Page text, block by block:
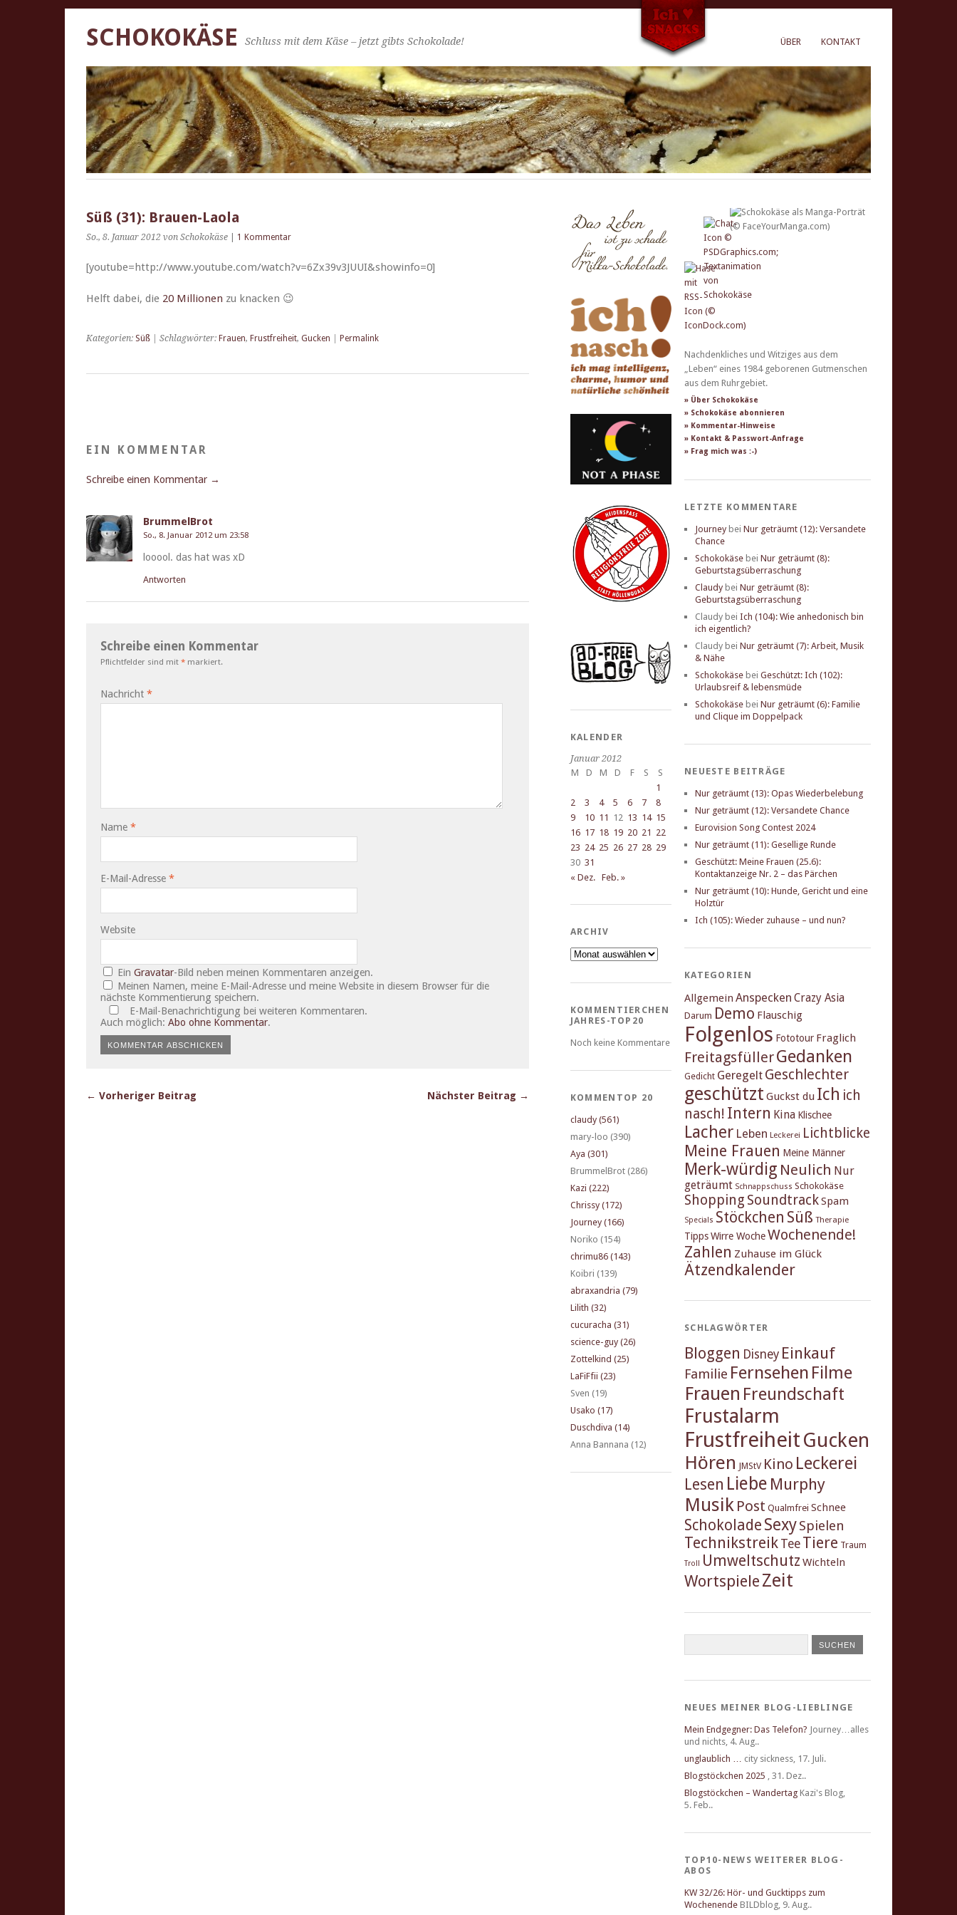
ÜBER KONTAKT
SCHOKOKÄSE Schluss mit dem Käse – jetzt gibts Schokolade!
Süß (31): Brauen-Laola
So., 8. Januar 2012 von Schokokäse 1 Kommentar
[youtube=http://www.youtube.com/watch?v=6Zx39v3JUUI&showinfo=0]
Helft dabei, die 20 Mil­lio­nen zu knacken 😉
Kategorien: Süß | Schlagwörter: Frauen, Frustfreiheit, Gucken Permalink
EIN KOMMENTAR
Schreibe einen Kommentar →
BrummelBrot
So., 8. Januar 2012 um 23:58
looool. das hat was xD
Antworten
Schreibe einen Kommentar
Pflichtfelder sind mit * markiert.
Nachricht *
Name *
E-Mail-Adresse *
Website
EinGravatar-Bild neben meinen Kommentaren anzeigen.
Meinen Namen, meine E-Mail-Adresse und meine Website in diesem Browser für die
nächste Kommentierung speichern.
E-Mail-Benachrichtigung bei weiteren Kommentaren.
Auch möglich: Abo ohne Kommentar.
← Vorheriger Beitrag Nächster Beitrag →
KALENDER
Januar 2012
M
D M D F S
S
1
2
3 4 5 6 7
8
9
10 11 12 13 14 15
16 17 18 19 20 21 22
23 24 25 26 27 28 29
30 31
« Dez.
Feb. »
ARCHIV
Archiv
KOMMENTIERCHEN
JAHRES-TOP20
Noch keine Kommentare
KOMMENTOP 20
claudy (561)
mary-loo (390)
Aya (301)
BrummelBrot (286)
Kazi (222)
Chrissy (172)
Journey (166)
Noriko (154)
chrimu86 (143)
Koibri (139)
abraxandria (79)
Lilith (32)
cucuracha (31)
science-guy (26)
Zottelkind (25)
LaFiFfii (23)
Sven (19)
Usako (17)
Duschdiva (14)
Anna Bannana (12)
Nachdenkliches und Witziges aus dem
„Leben“ eines 1984 geborenen Gutmenschen
aus dem Ruhrgebiet.
» Über Schokokäse
» Schokokäse abonnieren
» Kommentar-Hinweise
» Kontakt & Passwort-Anfrage
» Frag mich was :-)
LETZTE KOMMENTARE
Journey bei Nur geträumt (12): Versandete
Chance
Schokokäse bei Nur geträumt (8):
Geburtstagsüberraschung
Claudy bei Nur geträumt (8):
Geburtstagsüberraschung
Claudy bei Ich (104): Wie anhedonisch bin
ich eigentlich?
Claudy bei Nur geträumt (7): Arbeit, Musik
& Nähe
Schokokäse bei Geschützt: Ich (102):
Urlaubsreif & lebensmüde
Schokokäse bei Nur geträumt (6): Familie
und Clique im Doppelpack
NEUESTE BEITRÄGE
Nur geträumt (13): Opas Wiederbelebung
Nur geträumt (12): Versandete Chance
Eurovision Song Contest 2024
Nur geträumt (11): Gesellige Runde
Geschützt: Meine Frauen (25.6):
Kontaktanzeige Nr. 2 – das Pärchen
Nur geträumt (10): Hunde, Gericht und eine
Holztür
Ich (105): Wieder zuhause – und nun?
KATEGORIEN
Allgemein Anspecken Crazy Asia
Darum Demo Flauschig
Folgenlos Fototour Fraglich
FreitagsfüllerGedanken
Gedicht Geregelt Geschlechter
geschützt Guckst du Ich ich
nasch! Intern Kina Klischee
Lacher Leben Leckerei Lichtblicke
Meine Frauen Meine Männer
Merk-würdig Neulich Nur
geträumt Schnappschuss Schokokäse
Shopping SoundtrackSpam
Specials Stöckchen Süß Therapie
TippsWirre WocheWochenende!
Zahlen Zuhause im Glück
Ätzendkalender
SCHLAGWÖRTER
Bloggen Disney Einkauf
Familie Fernsehen Filme
Frauen Freundschaft
Frustalarm
FrustfreiheitGucken
Hören JMStV Kino Leckerei
Lesen Liebe Murphy
Musik Post Qualmfrei Schnee
Schokolade SexySpielen
Technikstreik Tee Tiere Traum
Troll Umweltschutz Wichteln
Wortspiele Zeit
NEUES MEINER BLOG-LIEBLINGE
Mein Endgegner: Das Telefon? Journey…alles
und nichts, 4. Aug..
unglaublich … city sickness, 17. Juli.
Blogstöckchen 2025 , 31. Dez..
Blogstöckchen – Wandertag Kazi's Blog,
5. Feb..
TOP10-NEWS WEITERER BLOG-
ABOS
KW 32/26: Hör- und Gucktipps zum
Wochenende BILDblog, 9. Aug..